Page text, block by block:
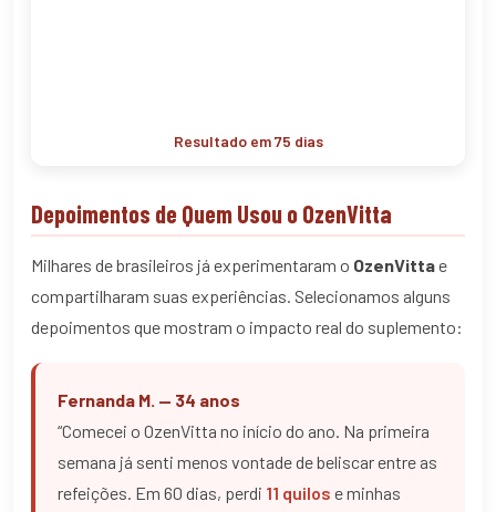
Resultado em 75 dias
Depoimentos de Quem Usou o OzenVitta
Milhares de brasileiros já experimentaram o OzenVittae
compartilharam suas experiências. Selecionamos alguns
depoimentos que mostram o impacto real do suplemento:
Fernanda M. — 34 anos
“Comecei o OzenVitta no início do ano. Na primeira
semana já senti menos vontade de beliscar entre as
refeições. Em 60 dias, perdi 11 quilos e minhas